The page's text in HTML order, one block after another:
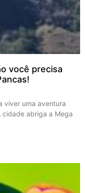
você precisa
viver uma aventura
cidade abriga a Mega